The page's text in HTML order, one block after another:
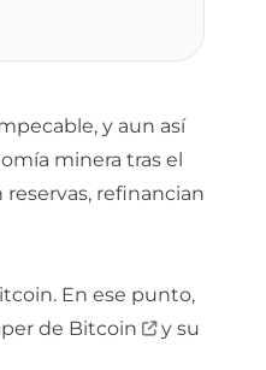
y aun así
minera tras el
refinancian
En ese punto,
de Bitcoin
y su